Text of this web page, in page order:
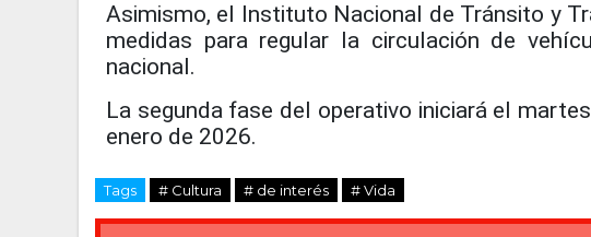
Asimismo, el Instituto Nacional de Tránsito y
medidas para regular la circulación de
nacional.
La segunda fase del operativo iniciará el
enero de 2026.
Tags # Cultura # de interés # Vida